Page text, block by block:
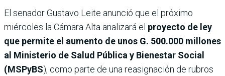
El senador Gustavo Leite anunció que el próximo
miércoles la Cámara Alta analizará el proyecto de ley
que permite el aumento de unos G. 500.000 millones
al Ministerio de Salud Pública y Bienestar Social
(MSPyBS), como parte de una reasignación de rubros